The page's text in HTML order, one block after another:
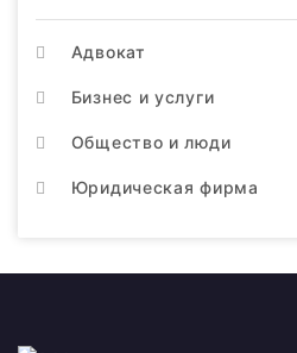
Адвокат
Бизнес и услуги
Общество и люди
Юридическая фирма